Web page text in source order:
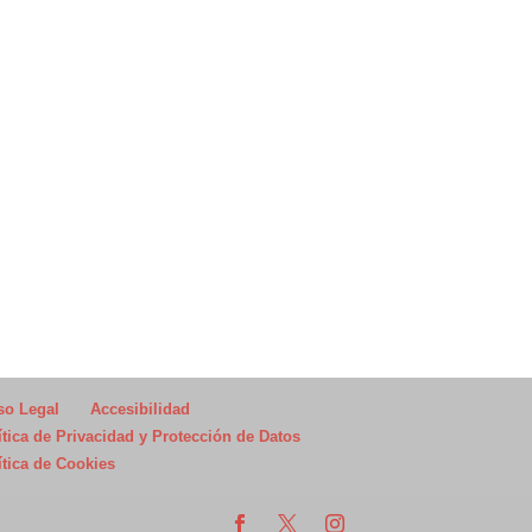
Legal
Accesibilidad
de Privacidad y Protección de Datos
de Cookies